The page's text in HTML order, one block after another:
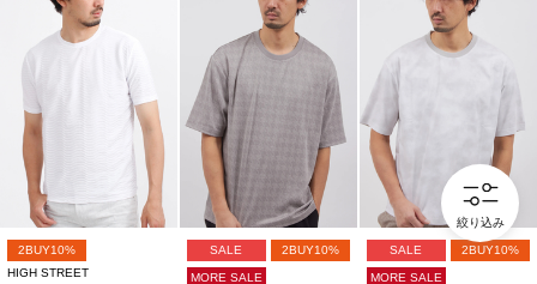
2BUY10%
HIGH STREET
SALE 2BUY10%
MORE SALE
SALE 2BUY10%
MORE SALE
絞り込み